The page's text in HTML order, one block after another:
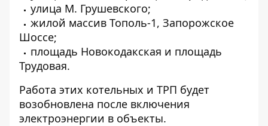
улица М. Грушевского;
жилой массив Тополь-1, Запорожское
Шоссе;
площадь Новокодакская и площадь
Трудовая.
Работа этих котельных и ТРП будет
возобновлена после включения
электроэнергии в объекты.